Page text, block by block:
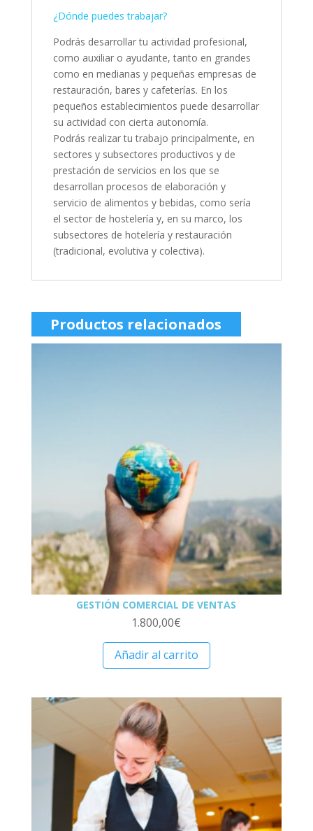
¿Dónde puedes trabajar?
Podrás desarrollar tu actividad profesional,
como auxiliar o ayudante, tanto en grandes
como en medianas y pequeñas empresas de
restauración, bares y cafeterías. En los
pequeños establecimientos puede desarrollar
su actividad con cierta autonomía.
Podrás realizar tu trabajo principalmente, en
sectores y subsectores productivos y de
prestación de servicios en los que se
desarrollan procesos de elaboración y
servicio de alimentos y bebidas, como sería
el sector de hostelería y, en su marco, los
subsectores de hotelería y restauración
(tradicional, evolutiva y colectiva).
Productos relacionados
GESTIÓN COMERCIAL DE VENTAS
1.800,00€
Añadir al carrito